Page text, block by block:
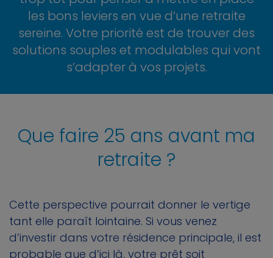
les bons leviers en vue d’une retraite
sereine. Votre priorité est de trouver des
solutions souples et modulables qui vont
s’adapter à vos projets.
Que faire 25 ans avant ma
retraite ?
Cette perspective pourrait donner le vertige
tant elle paraît lointaine. Si vous venez
d’investir dans votre résidence principale, il est
probable que d’ici là, votre prêt soit